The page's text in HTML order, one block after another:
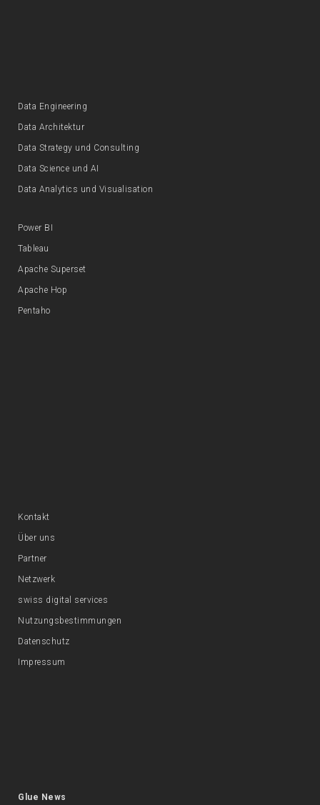
Data Engineering
Data Architektur
Data Strategy und Consulting
Data Science und AI
Data Analytics und Visualisation
Power BI
Tableau
Apache Superset
Apache Hop
Pentaho
Kontakt
Über uns
Partner
Netzwerk
swiss digital services
Nutzungsbestimmungen
Datenschutz
Impressum
Glue News